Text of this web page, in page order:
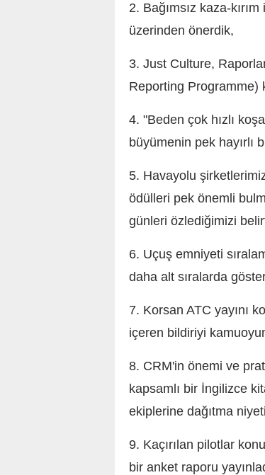
2. Bağımsız kaza-
üzerinden önerdik,
3. Just Culture,
Reporting Programme)
4. "Beden çok hızlı
büyümenin pek hayırlı
5. Havayolu
ödülleri pek önemli
günleri özlediğimizi
6. Uçuş emniyeti
daha alt sıralarda
7. Korsan ATC yayını
içeren bildiriyi
8. CRM'in önemi ve
kapsamlı bir İngilizce
ekiplerine dağıtma
9. Kaçırılan pilotlar
bir anket raporu